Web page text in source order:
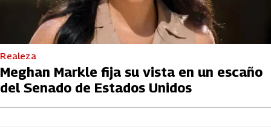
Realeza
Meghan Markle fija su vista en un escaño
del Senado de Estados Unidos